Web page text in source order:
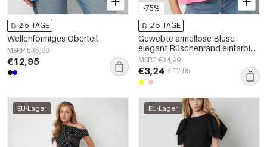
2-5 TAGE
Wellenförmiges Oberteil
MSRP €35,99
€12,95
-75%
2-5 TAGE
Gewebte ärmellose Bluse
elegant Rüschenrand einfarbig
Frühling/Sommer
MSRP €34,99
€3,24 €12,95
EU-Lager EU-Lager